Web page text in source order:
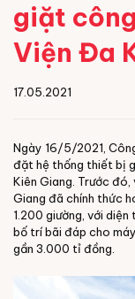
giặt
Viện Đa
17.05.2021
Ngày 16/5/2021,
đặt hệ thống thiết bị
Kiên Giang. Trước
Giang đã chính thức
1.200 giường, với
bố trí bãi đáp cho
gần 3.000 tỉ đồng.